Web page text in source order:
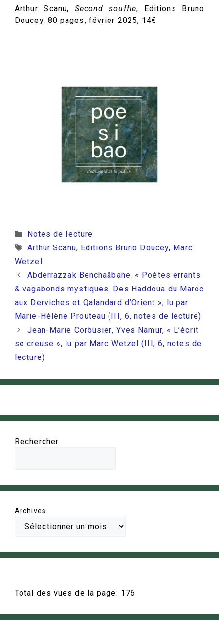
Arthur Scanu, Second souffle, Editions Bruno
Doucey, 80 pages, février 2025, 14€
Catégories
Notes de lecture
Étiquettes
Arthur Scanu, Editions Bruno Doucey, Marc
Wetzel
Abderrazzak Benchaâbane, « Poètes errants
& vagabonds mystiques, Des Haddoua du Maroc
aux Derviches et Qalandard d’Orient », lu par
Marie-Hélène Prouteau (III, 6, notes de lecture)
Jean-Marie Corbusier, Yves Namur, « L’écrit
se creuse », lu par Marc Wetzel (III, 6, notes de
lecture)
Rechercher
Archives
Total des vues de la page: 176